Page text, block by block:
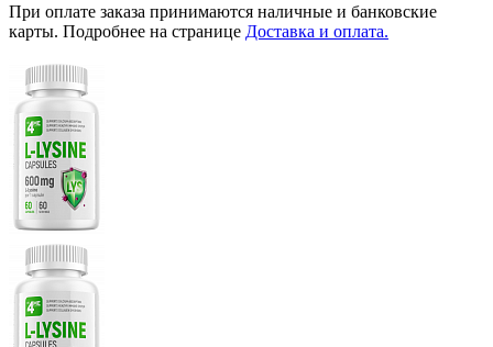
При оплате заказа принимаются наличные и банковские
карты. Подробнее на странице Доставка и оплата.